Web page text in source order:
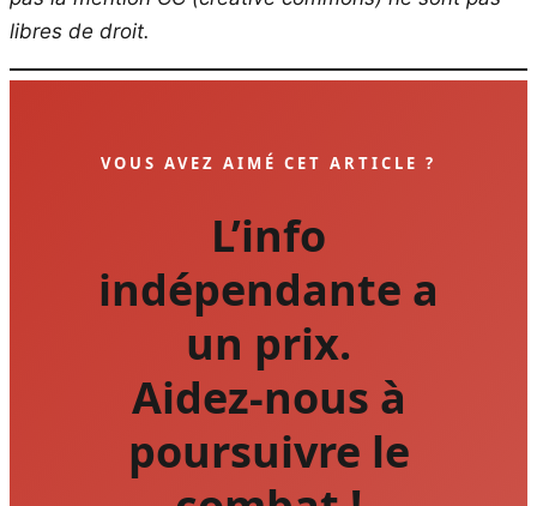
libres de droit.
VOUS AVEZ AIMÉ CET ARTICLE ?
L’info
indépendante a
un prix.
Aidez-nous à
poursuivre le